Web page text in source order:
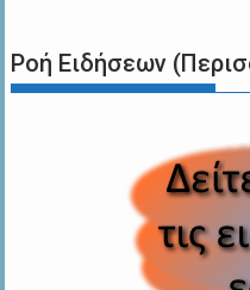
Ροή Ειδήσεων